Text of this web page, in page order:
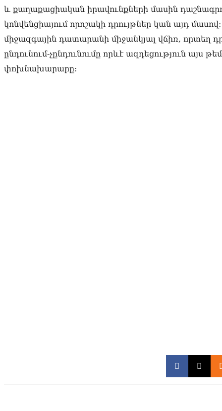
և քաղաքացիական իրավունքների մասին
կոնվենցիայում որոշակի դրույթներ կան այդ
միջազգային դատարանի միջանկյալ վճիռ, որտեղ
ընդունում-չընդունումը որևէ ազդեցություն այս
փոխնախարարը: